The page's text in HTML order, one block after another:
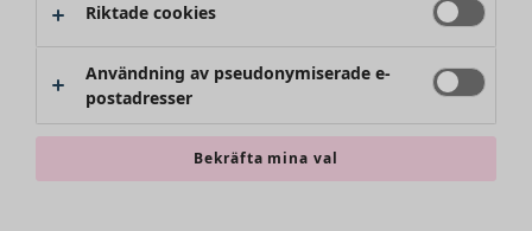
Riktade cookies
Användning av pseudonymiserade e-
postadresser
Bekräfta mina val